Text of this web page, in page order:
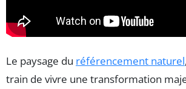
Le paysage du référencement naturel
train de vivre une transformation